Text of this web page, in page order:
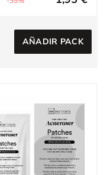
AÑADIR PACK